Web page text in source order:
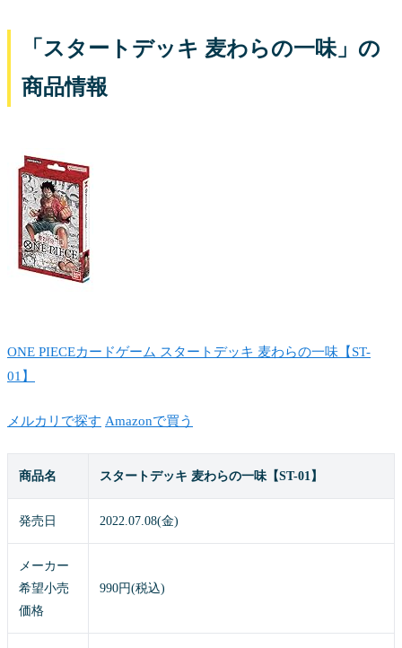
「スタートデッキ 麦わらの一味」の
商品情報
ONE PIECEカードゲーム スタートデッキ 麦わらの一味【ST-
01】
メルカリで探す Amazonで買う
商品名 スタートデッキ 麦わらの一味【ST-01】
発売日 2022.07.08(金)
メーカー
希望小売
価格
990円(税込)